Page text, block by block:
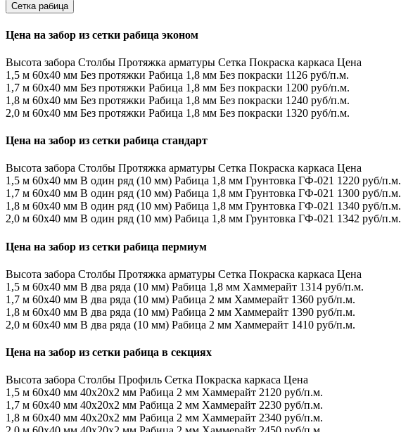
Сетка рабица
Цена на забор из сетки рабица эконом
Высота забора Столбы Протяжка арматуры Сетка Покраска каркаса Цена
1,5 м 60х40 мм Без протяжки Рабица 1,8 мм Без покраски 1126 руб/п.м.
1,7 м 60х40 мм Без протяжки Рабица 1,8 мм Без покраски 1200 руб/п.м.
1,8 м 60х40 мм Без протяжки Рабица 1,8 мм Без покраски 1240 руб/п.м.
2,0 м 60х40 мм Без протяжки Рабица 1,8 мм Без покраски 1320 руб/п.м.
Цена на забор из сетки рабица стандарт
Высота забора Столбы Протяжка арматуры Сетка Покраска каркаса Цена
1,5 м 60х40 мм В один ряд (10 мм) Рабица 1,8 мм Грунтовка ГФ-021 1220 руб/п.м.
1,7 м 60х40 мм В один ряд (10 мм) Рабица 1,8 мм Грунтовка ГФ-021 1300 руб/п.м.
1,8 м 60х40 мм В один ряд (10 мм) Рабица 1,8 мм Грунтовка ГФ-021 1340 руб/п.м.
2,0 м 60х40 мм В один ряд (10 мм) Рабица 1,8 мм Грунтовка ГФ-021 1342 руб/п.м.
Цена на забор из сетки рабица пермиум
Высота забора Столбы Протяжка арматуры Сетка Покраска каркаса Цена
1,5 м 60х40 мм В два ряда (10 мм) Рабица 1,8 мм Хаммерайт 1314 руб/п.м.
1,7 м 60х40 мм В два ряда (10 мм) Рабица 2 мм Хаммерайт 1360 руб/п.м.
1,8 м 60х40 мм В два ряда (10 мм) Рабица 2 мм Хаммерайт 1390 руб/п.м.
2,0 м 60х40 мм В два ряда (10 мм) Рабица 2 мм Хаммерайт 1410 руб/п.м.
Цена на забор из сетки рабица в секциях
Высота забора Столбы Профиль Сетка Покраска каркаса Цена
1,5 м 60х40 мм 40х20х2 мм Рабица 2 мм Хаммерайт 2120 руб/п.м.
1,7 м 60х40 мм 40х20х2 мм Рабица 2 мм Хаммерайт 2230 руб/п.м.
1,8 м 60х40 мм 40х20х2 мм Рабица 2 мм Хаммерайт 2340 руб/п.м.